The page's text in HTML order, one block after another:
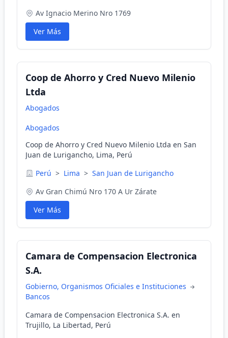
Av Ignacio Merino Nro 1769
Ver Más
Coop de Ahorro y Cred Nuevo Milenio
Ltda
Abogados
Abogados
Coop de Ahorro y Cred Nuevo Milenio Ltda en San
Juan de Lurigancho, Lima, Perú
Perú > Lima > San Juan de Lurigancho
Av Gran Chimú Nro 170 A Ur Zárate
Ver Más
Camara de Compensacion Electronica
S.A.
Gobierno, Organismos Oficiales e Instituciones
Bancos
Camara de Compensacion Electronica S.A. en
Trujillo, La Libertad, Perú